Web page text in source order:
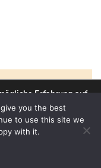
2025 – ein
sein 25. Jubiläum
Erfahrung auf
Cookies wir
you the best
to use this site we
with it.